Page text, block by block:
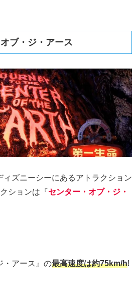
ブ・ジ・アース
ィズニーシーにあるアトラクション
ションは『 センター・オブ・ジ・
・アース』の最高速度は約75km/h!